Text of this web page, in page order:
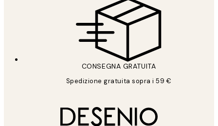
CONSEGNA GRATUITA
Spedizione gratuita sopra i 59 €